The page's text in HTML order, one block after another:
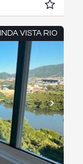
VISTA RIO